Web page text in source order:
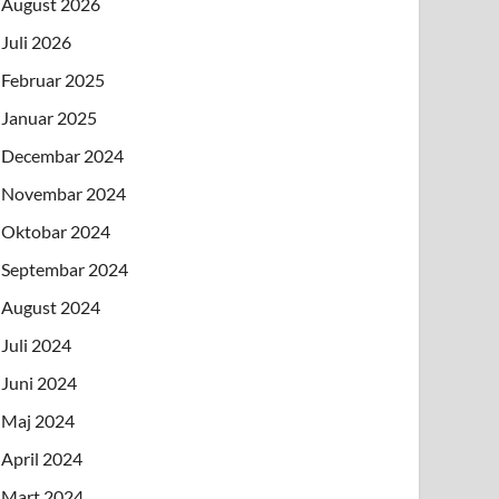
Juli 2026
Februar 2025
Januar 2025
Decembar 2024
Novembar 2024
Oktobar 2024
Septembar 2024
August 2024
Juli 2024
Juni 2024
Maj 2024
April 2024